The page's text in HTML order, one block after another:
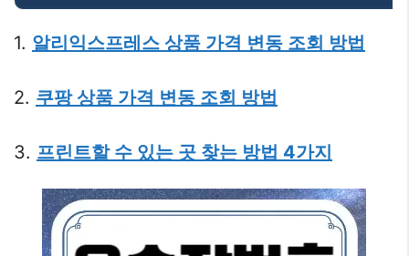
1. 알리익스프레스 상품 가격 변동 조회 방법
2. 쿠팡 상품 가격 변동 조회 방법
3. 프린트할 수 있는 곳 찾는 방법 4가지